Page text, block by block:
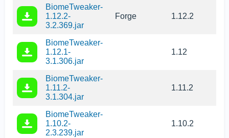
BiomeTweaker-
1.12.2-
3.2.369.jar
Forge 1.12.2
BiomeTweaker-
1.12.1-
3.1.306.jar
1.12
BiomeTweaker-
1.11.2-
3.1.304.jar
1.11.2
BiomeTweaker-
1.10.2-
2.3.239.jar
1.10.2